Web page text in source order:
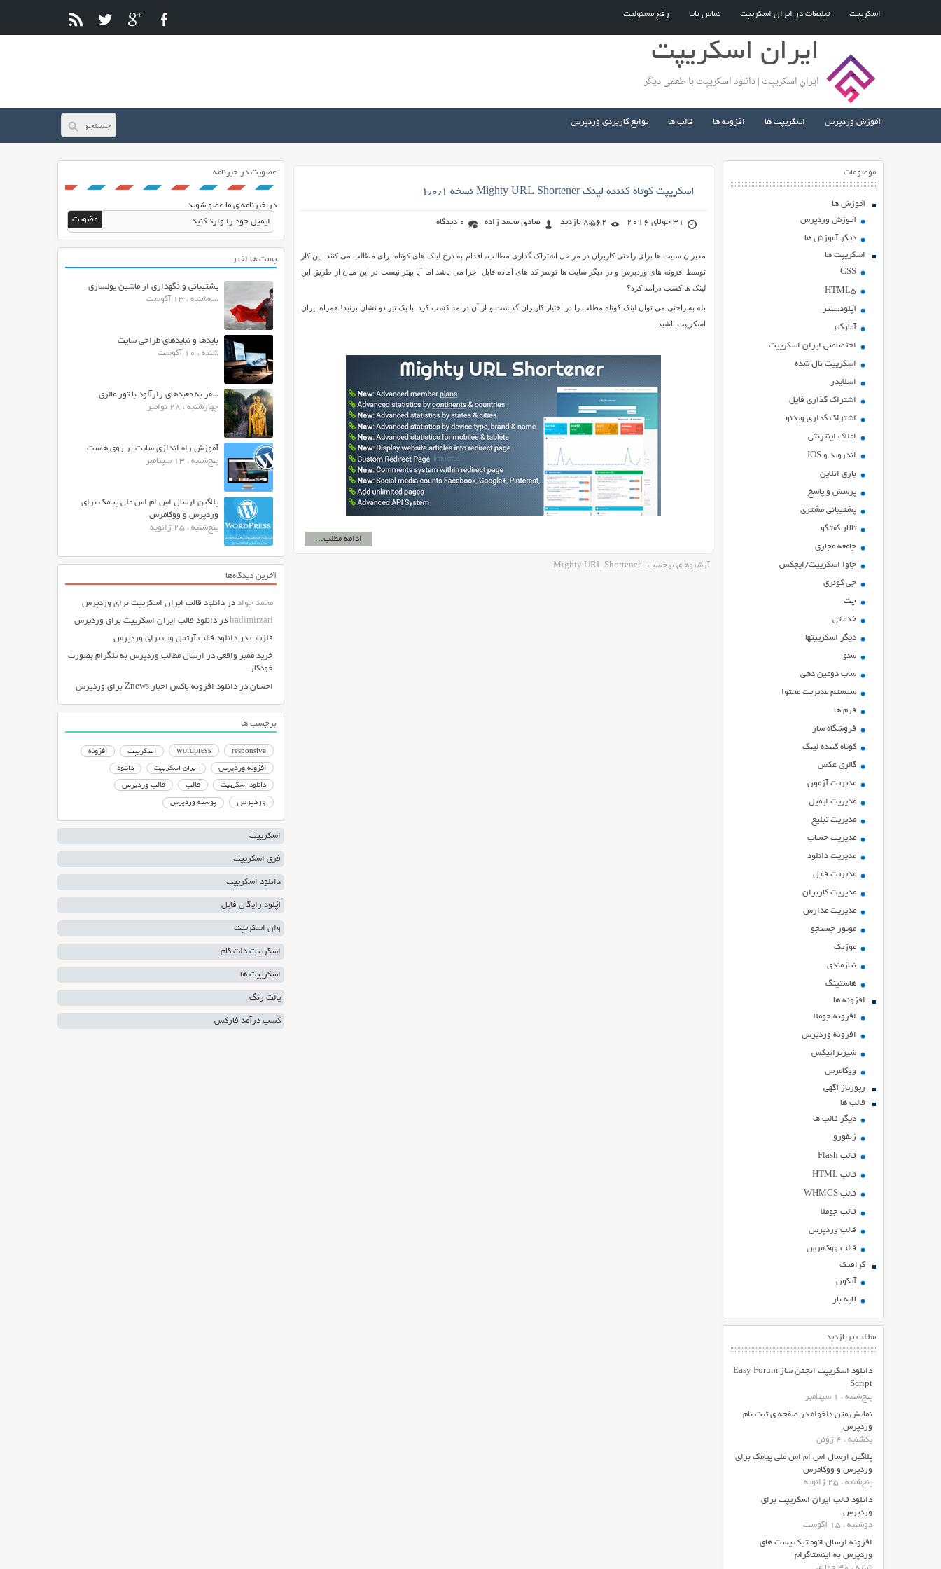
اسکریپت تبلیغات در ایران اسکریپت تماس باما رفع مسئولیت
ایران اسکریپت
ایران اسکریپت | دانلود اسکریپت با طعمی دیگر
آموزش وردپرس اسکریپت ها افزونه ها قالب ها توابع کاربردی وردپرس
موضوعات
آموزش ها
آموزش وردپرس
دیگر آموزش ها
اسکریپت ها
CSS
HTML5
آپلودسنتر
آمارگیر
اختصاصی ایران اسکریپت
اسکریپت نال شده
اسلایدر
اشتراك گذاري فايل
اشتراک گذاری ویدئو
املاک اینترنتی
اندروید و IOS
بازي انلاين
پرسش و پاسخ
پشتیبانی مشتری
تالار گفتگو
جامعه مجازی
جاوا اسکریپت/ایجکس
جی کوئری
چت
خدماتی
ديگر اسكريپتها
سئو
ساب دومین دهی
سیستم مدیریت محتوا
فرم ها
فروشگاه ساز
کوتاه کننده لینک
گالری عکس
مدیریت آزمون
مدیریت ایمیل
مدیریت تبلیغ
مدیریت حساب
مدیریت دانلود
مدیریت فایل
مدیریت کاربران
مدیریت مدارس
موتور جستجو
موزیک
نیازمندی
هاستينگ
افزونه ها
افزونه جوملا
افزونه وردپرس
شیرترانیکس
ووکامرس
رپورتاژ آگهی
قالب ها
دیگر قالب ها
زنفورو
قالب Flash
قالب HTML
قالب WHMCS
قالب جوملا
قالب وردپرس
قالب ووکامرس
گرافیک
آیکون
لایه باز
مطالب پربازدید
دانلود اسکریپت انجمن ساز Easy Forum
Script
پنج‌شنبه ، 1 سپتامبر
نمایش متن دلخواه در صفحه ی ثبت نام
وردپرس
یکشنبه ، 4 ژوئن
پلاگین ارسال اس ام اس ملی پیامک برای
وردپرس و ووکامرس
پنج‌شنبه ، 25 ژانویه
دانلود قالب ایران اسکریپت برای
وردپرس
دوشنبه ، 15 آگوست
افزونه ارسال اتوماتیک پست های
وردپرس به اینستاگرام
اسکریپت کوتاه کننده لینک Mighty URL Shortener نسخه ۱٫۰٫۱
31 جولای 2016 8,562 بازدید صادق محمد زاده 0 دیدگاه
مدیران سایت ها برای راحتی کاربران در مراحل اشتراک گذاری مطالب، اقدام به درج لینک های کوتاه برای مطالب می کنند. این کار
توسط افزونه های وردپرس و در دیگر سایت ها توسز کد های آماده قابل اجرا می باشد اما آیا بهتر نیست در این میان از طریق این
لینک ها کسب درآمد کرد؟
بله به راحتی می توان لینک کوتاه مطلب را در اختیار کاربران گذاشت و از آن درامد کسب کرد. با یک تیر دو نشان بزنید! همراه ایران
اسکریپت باشید.
ادامه مطلب...
آرشیوهای برچسب : Mighty URL Shortener
عضویت در خبرنامه
در خبرنامه ی ما عضو شوید
پست ها اخیر
پشتیبانی و نگهداری از ماشین پولسازی
سه‌شنبه ، 13 آگوست
بایدها و نبایدهای طراحی سایت
شنبه ، 10 آگوست
سفر به معبدهای رازآلود با تور مالزی
چهارشنبه ، 28 نوامبر
آموزش راه اندازی سایت بر روی هاست
پنج‌شنبه ، 13 سپتامبر
پلاگین ارسال اس ام اس ملی پیامک برای
وردپرس و ووکامرس
پنج‌شنبه ، 25 ژانویه
آخرین دیدگاه‌ها
محمد جواد در دانلود قالب ایران اسکریپت برای وردپرس
hadimirzari در دانلود قالب ایران اسکریپت برای وردپرس
فلزیاب در دانلود قالب آرتمن وب برای وردپرس
خرید ممبر واقعی در ارسال مطالب وردپرس به تلگرام بصورت
خودکار
احسان در دانلود افزونه باکس اخبار Znews برای وردپرس
برچسب ها
responsive
wordpress اسکریپت
افزونه
افزونه وردپرس
ایران اسکریپت دانلود
دانلود اسکریپت قالب قالب وردپرس
وردپرس پوسته وردپرس
اسکریپت
فری اسکریپت
دانلود اسکریپت
آپلود رایگان فایل
وان اسکریپت
اسکریپت دات کام
اسکریپت ها
پالت رنگ
کسب درآمد فارکس